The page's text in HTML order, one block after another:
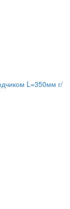
L=350мм г/